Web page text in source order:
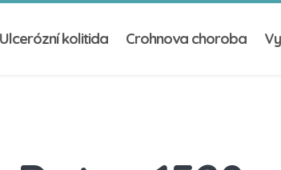
Ulcerózní kolitida Crohnova choroba